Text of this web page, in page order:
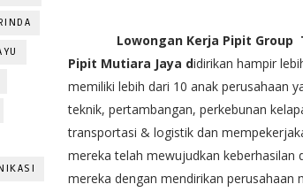
Lowongan Kerja Pipit Group
Pipit Mutiara Jaya didirikan hampir
memiliki lebih dari 10 anak perusahaan
teknik, pertambangan, perkebunan
transportasi & logistik dan
mereka telah mewujudkan keberhasilan
mereka dengan mendirikan perusahaan